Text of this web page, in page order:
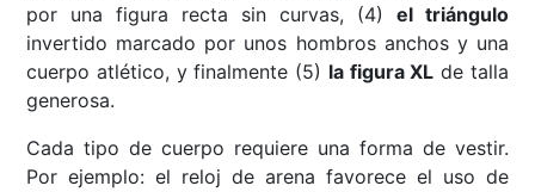
por una figura recta sin curvas, (4) el triángulo
invertido marcado por unos hombros anchos y una
cuerpo atlético, y finalmente (5) la figura XL de talla
generosa.
Cada tipo de cuerpo requiere una forma de vestir.
Por ejemplo: el reloj de arena favorece el uso de